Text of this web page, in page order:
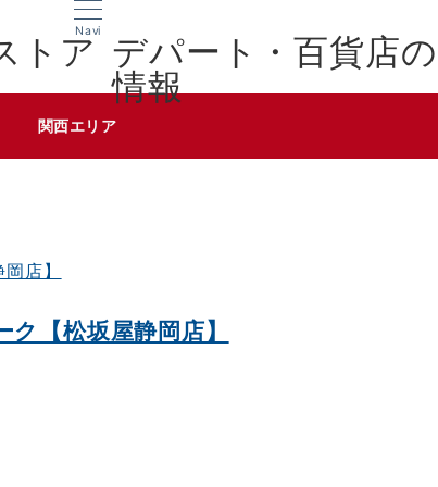
Navi
デパート・百貨店
情報
関西エリア
【松坂屋静岡店】